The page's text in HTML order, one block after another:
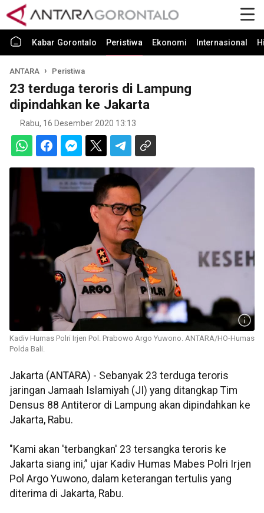
Kabar Gorontalo Peristiwa Ekonomi Internasional
ANTARA Peristiwa
23 terduga teroris di Lampung
dipindahkan ke Jakarta
Rabu, 16 Desember 2020 13:13
Kadiv Humas Polri Irjen Pol. Prabowo Argo Yuwono. ANTARA/HO-Humas
Polda Bali.
Jakarta (ANTARA) - Sebanyak 23 terduga teroris
jaringan Jamaah Islamiyah (JI) yang ditangkap Tim
Densus 88 Antiteror di Lampung akan dipindahkan ke
Jakarta, Rabu.
"Kami akan 'terbangkan' 23 tersangka teroris ke
Jakarta siang ini,” ujar Kadiv Humas Mabes Polri Irjen
Pol Argo Yuwono, dalam keterangan tertulis yang
diterima di Jakarta, Rabu.